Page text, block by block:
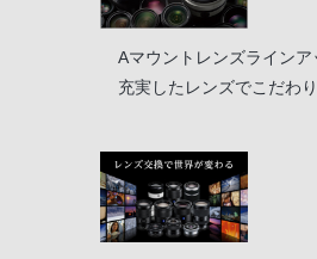
Aマウントレンズラインア
充実したレンズでこだわ